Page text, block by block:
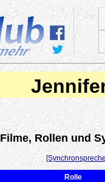
Filme, Rollen und
Rolle